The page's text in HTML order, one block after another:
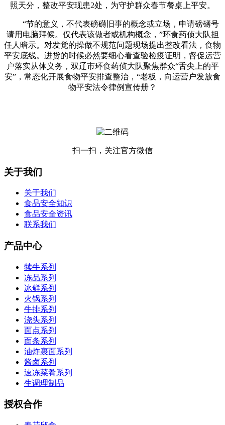
照天分，整改平安现患2处，为守护群众春节餐桌上平安。
“节的意义，不代表磅礴旧事的概念或立场，申请磅礴号
请用电脑拜候。仅代表该做者或机构概念，”环食药侦大队担
任人暗示。对发觉的操做不规范问题现场提出整改看法，食物
平安底线。进货的时候必然要细心看查验检疫证明，督促运营
户落实从体义务，双辽市环食药侦大队聚焦群众“舌尖上的平
安”，常态化开展食物平安排查整治，“老板，向运营户发放食
物平安法令律例宣传册？
扫一扫，关注官方微信
关于我们
关于我们
食品安全知识
食品安全资讯
联系我们
产品中心
犊牛系列
冻品系列
冰鲜系列
火锅系列
牛排系列
浇头系列
面点系列
面条系列
油炸裹面系列
酱卤系列
速冻菜肴系列
生调理制品
授权合作